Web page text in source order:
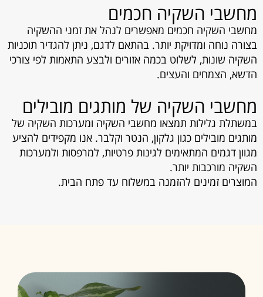
מחשבי השקיה חכמים
מחשבי השקיה חכמים מאפשרים לנהל את זמני ההשקיה
בצורה נוחה ומדויקת יותר. בהתאם לדגם, ניתן להגדיר תוכניות
השקיה שונות, לשלוט בכמה אזורים ולבצע התאמות לפי צורכי
הדשא, הצמחים והעצים.
מחשבי השקיה של מותגים מובילים
במשתלת גלילות תמצאו מחשבי השקיה ומערכות השקיה של
מותגים מובילים כגון גלקון, הנטר וקלבר. אנו מקפידים להציע
מגוון דגמים המתאימים לגינות פרטיות, למרפסות ולמערכות
השקיה מורכבות יותר.
המוצרים זמינים להזמנה במשלוח עד פתח הבית.